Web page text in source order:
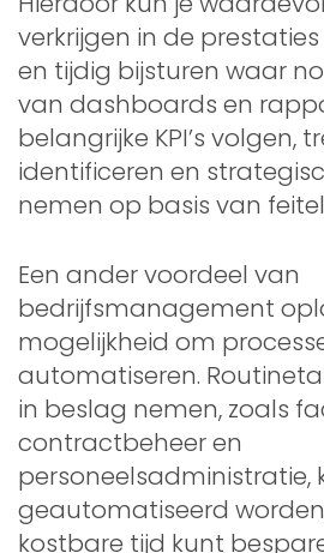
verkrijgen in de
en tijdig bijsturen waar
van dashboards en
belangrijke KPI’s volgen,
identificeren en
nemen op basis van
Een ander voordeel van
bedrijfsmanagement
mogelijkheid om
automatiseren.
in beslag nemen, zoals
contractbeheer en
personeelsadministratie,
geautomatiseerd
kostbare tijd kunt